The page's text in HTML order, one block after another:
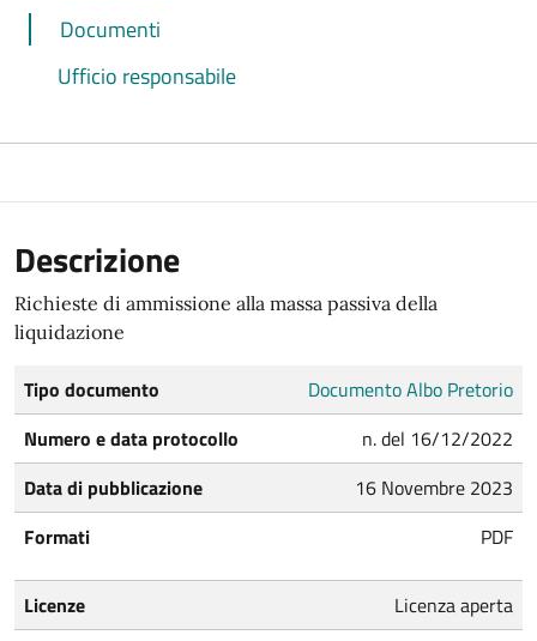
Documenti
Ufficio responsabile
Descrizione
Richieste di ammissione alla massa passiva della
liquidazione
Tipo documento
Documento Albo Pretorio
Numero e data protocollo
n. del 16/12/2022
Data di pubblicazione
16 Novembre 2023
Formati
PDF
Licenze Licenza aperta